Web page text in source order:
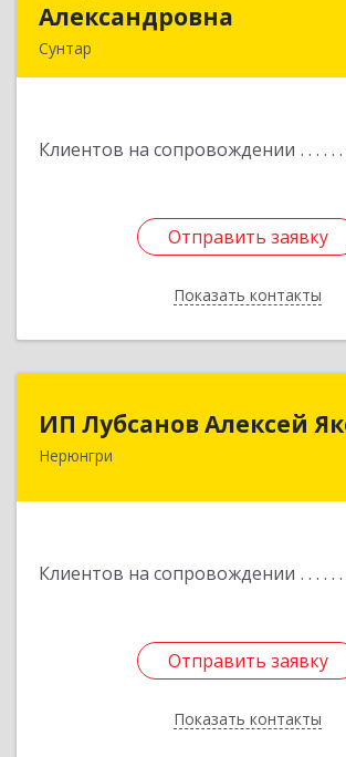
Александровна
Сунтар
Клиентов на сопровождении
Отправить заявку
Показать контакты
Отправить заявку
Назад
ИП Лубсанов Алексей
Нерюнгри
Клиентов на сопровождении
Отправить заявку
Показать контакты
ИП Лубсанов Алексей
675002, Амурская область, г.
Отправить заявку
Назад